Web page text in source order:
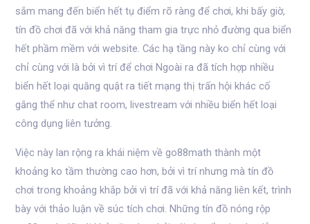
sắm mang đến biển hết tụ điểm rõ ràng để chơi, khi bấy giờ,
tín đồ chơi đã với khả năng tham gia trực nhỏ đường qua biển
hết phầm mềm với website. Các hạ tầng này ko chỉ cùng với
chỉ cùng với là bởi vì trí để chơi Ngoài ra đã tích hợp nhiều
biển hết loại quăng quật ra tiết mạng thị trấn hội khác cố
gắng thể như chat room, livestream với nhiều biển hết loại
công dụng liên tưởng.
Việc này lan rộng ra khái niệm về go88math thành một
khoảng ko tầm thường cao hơn, bởi vì trí nhưng mà tín đồ
chơi trong khoảng khắp bởi vì trí đã với khả năng liên kết, trình
bày với thảo luận về súc tích chơi. Những tín đồ nóng rộp